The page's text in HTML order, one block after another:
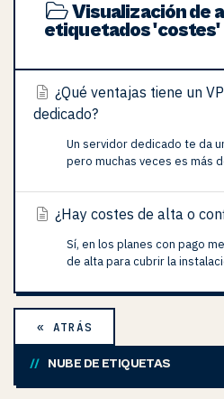
Visualización de
etiquetados 'costes'
¿Qué ventajas tiene un
dedicado?
Un servidor dedicado te da
pero muchas veces es más
¿Hay costes de alta o
Sí, en los planes con pago
de alta para cubrir la
« ATRÁS
NUBE DE ETIQUETAS